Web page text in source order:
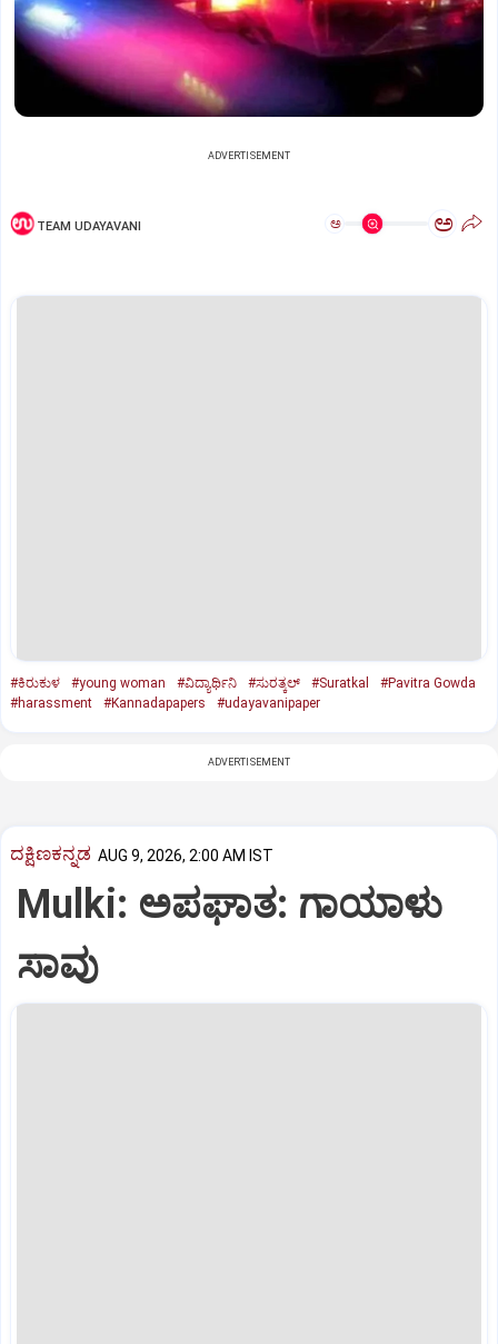
ADVERTISEMENT
TEAM UDAYAVANI ಅ ಅ
#ಕಿರುಕುಳ #young woman #ವಿದ್ಯಾರ್ಥಿನಿ #ಸುರತ್ಕಲ್ #Suratkal
#Pavitra Gowda
#harassment
#Kannadapapers #udayavanipaper
ADVERTISEMENT
ದಕ್ಷಿಣಕನ್ನಡ AUG 9, 2026, 2:00 AM IST
Mulki: ಅಪಘಾತ: ಗಾಯಾಳು
ಸಾವು